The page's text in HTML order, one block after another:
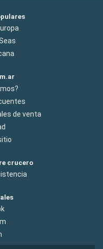
de venta
crucero